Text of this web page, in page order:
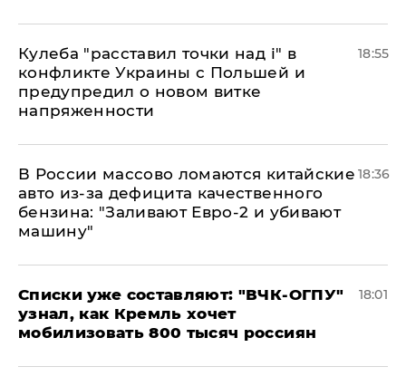
Кулеба "расставил точки над і" в
конфликте Украины с Польшей и
предупредил о новом витке
напряженности
18:55
В России массово ломаются китайские
авто из-за дефицита качественного
бензина: "Заливают Евро-2 и убивают
машину"
18:36
Списки уже составляют: "ВЧК-ОГПУ"
узнал, как Кремль хочет
мобилизовать 800 тысяч россиян
18:01